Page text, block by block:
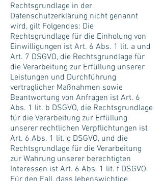
Rechtsgrundlage in der
Datenschutzerklärung nicht genannt
wird, gilt Folgendes: Die
Rechtsgrundlage für die Einholung von
Einwilligungen ist Art. 6 Abs. 1 lit. a und
Art. 7 DSGVO, die Rechtsgrundlage für
die Verarbeitung zur Erfüllung unserer
Leistungen und Durchführung
vertraglicher Maßnahmen sowie
Beantwortung von Anfragen ist Art. 6
Abs. 1 lit. b DSGVO, die Rechtsgrundlage
für die Verarbeitung zur Erfüllung
unserer rechtlichen Verpflichtungen ist
Art. 6 Abs. 1 lit. c DSGVO, und die
Rechtsgrundlage für die Verarbeitung
zur Wahrung unserer berechtigten
Interessen ist Art. 6 Abs. 1 lit. f DSGVO.